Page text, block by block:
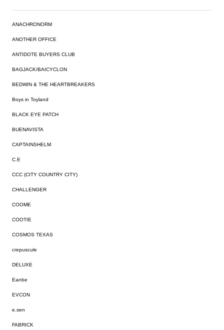
ANACHRONORM
ANOTHER OFFICE
ANTIDOTE BUYERS CLUB
BAGJACK/BAICYCLON
BEDWIN & THE HEARTBREAKERS
Boys in Toyland
BLACK EYE PATCH
BUENAVISTA
CAPTAINSHELM
C.E
CCC (CITY COUNTRY CITY)
CHALLENGER
COOME
COOTIE
COSMOS TEXAS
crepuscule
DELUXE
Eanbe
EVCON
e.sen
FABRICK